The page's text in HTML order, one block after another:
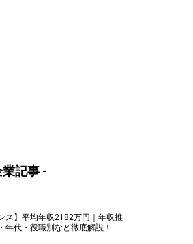
業記事 -
ス】平均年収2182万円｜年収推
年代・役職別など徹底解説！